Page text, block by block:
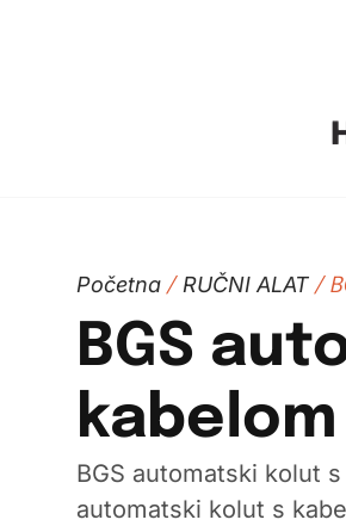
Početna/ RUČNI ALAT/
BGS
kabelom
BGS automatski kolut
automatski kolut s